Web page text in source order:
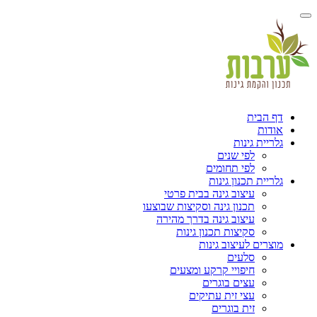
גינות
לפי שנים
לפי תחומים
תכנון גינות
עיצוב גינה בבית פרטי
תכנון גינה וסקיצות שבוצעו
עיצוב גינה בדרך מהירה
סקיצות תכנון גינות
לעיצוב גינות
חיפויי קרקע ומצעים
עצים בוגרים
עצי זית עתיקים
זית בוגרים